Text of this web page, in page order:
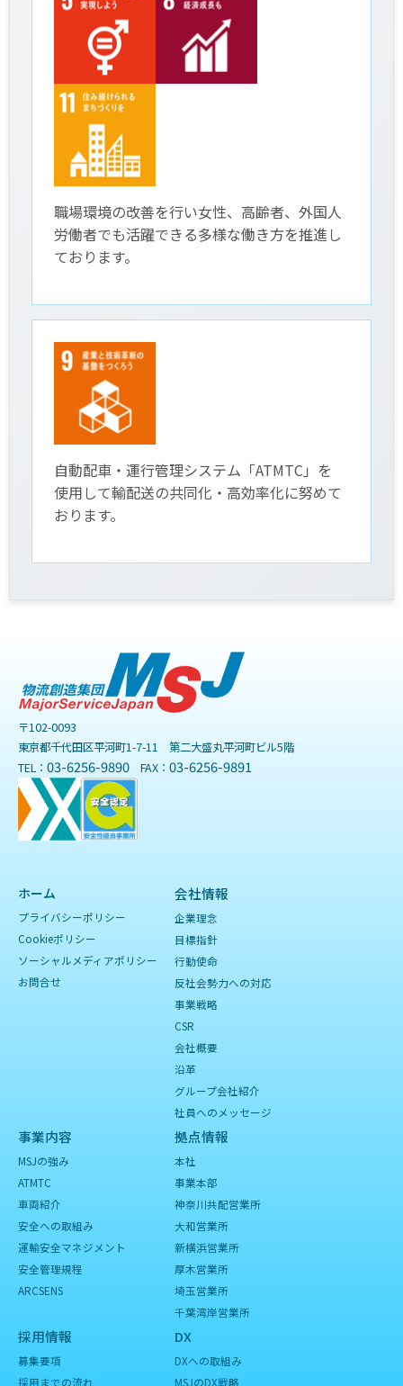
職場環境の改善を行い女性、高齢者、外国人
労働者でも活躍できる多様な働き方を推進し
ております。
自動配車・運行管理システム「ATMTC」を
使用して輸配送の共同化・高効率化に努めて
おります。
〒102-0093
東京都千代田区平河町1-7-11 第二大盛丸平河町ビル5階
TEL： 03-6256-9890 FAX： 03-6256-9891
ホーム
プライバシーポリシー
Cookieポリシー
ソーシャルメディアポリシー
お問合せ
会社情報
企業理念
目標指針
行動使命
反社会勢力への対応
事業戦略
CSR
会社概要
沿革
グループ会社紹介
社員へのメッセージ
事業内容
MSJの強み
ATMTC
車両紹介
安全への取組み
運輸安全マネジメント
安全管理規程
ARCSENS
拠点情報
本社
事業本部
神奈川共配営業所
大和営業所
新横浜営業所
厚木営業所
埼玉営業所
千葉湾岸営業所
採用情報
募集要項
採用までの流れ
DX
DXへの取組み
MSJのDX戦略